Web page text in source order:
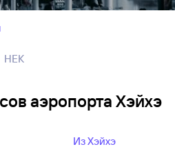
HEK
аэропорта Хэйхэ
Из Хэйхэ